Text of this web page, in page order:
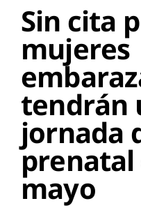
Sin cita
mujeres
tendrán
jornada
prenatal
mayo